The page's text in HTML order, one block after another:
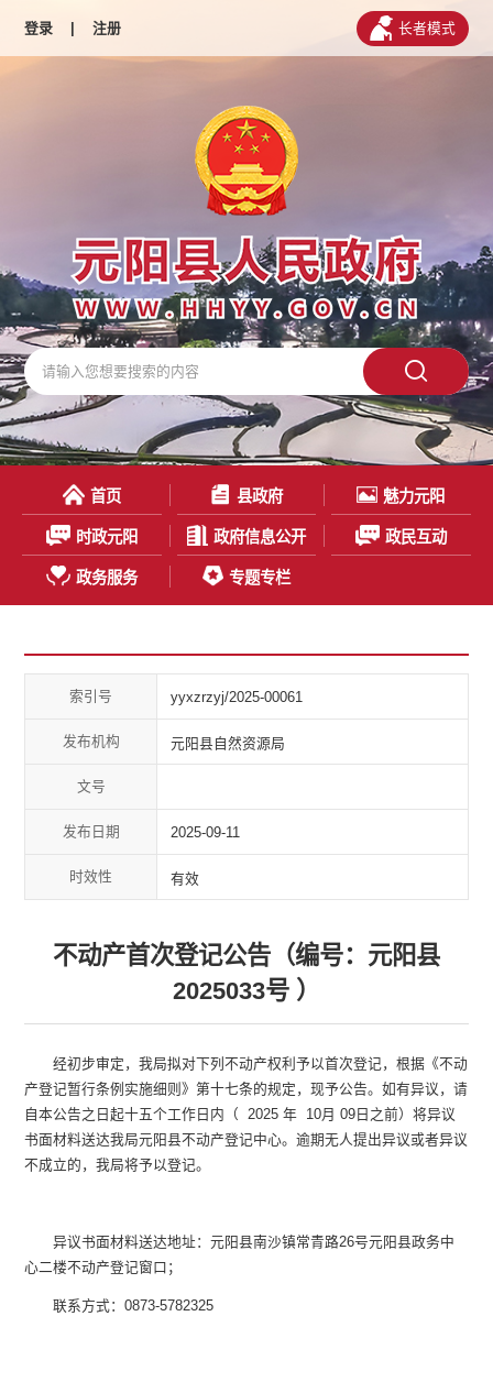
登录 | 注册 长者模式
首页 县政府 魅力元阳
时政元阳 政府信息公开 政民互动
政务服务 专题专栏
索引号 yyxzrzyj/2025-00061
发布机构 元阳县自然资源局
文号
发布日期 2025-09-11
时效性 有效
不动产首次登记公告（编号：元阳县
2025033号 ）
经初步审定，我局拟对下列不动产权利予以首次登记，根据《不动
产登记暂行条例实施细则》第十七条的规定，现予公告。如有异议，请
自本公告之日起十五个工作日 内（ 2025 年 10月 09日之前）将异议
书面材料送达我局元阳县不动产登记中心。逾期无人提出异议或者异议
不成立的，我局将予以登记。
异议书面材料送达地址：元阳县南沙镇常青路26号元阳县政务中
心二楼不动产登记窗口；
联系方式： 0873-5782325